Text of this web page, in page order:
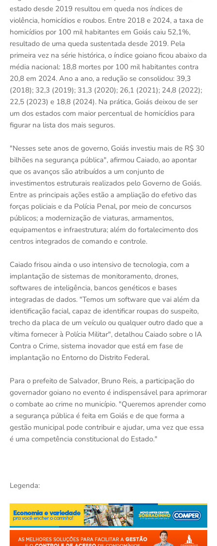
estado desde 2019 resultou em queda nos índices de
violência, homicídios e roubos. Entre 2018 e 2024, a taxa de
homicídios por 100 mil habitantes em Goiás caiu 52,1%,
resultado de uma queda sustentada desde 2019. Pela
primeira vez na série histórica, o índice goiano ficou abaixo da
média nacional: 18,8 mortes por 100 mil habitantes contra
20,8 em 2024. Ano a ano, a redução se consolidou: 39,3
(2018); 32,3 (2019); 31,3 (2020); 26,1 (2021); 24,8 (2022);
22,5 (2023) e 18,8 (2024). Na prática, Goiás deixou de ser
um dos estados com maior percentual de homicídios para
figurar na lista dos mais seguros.
"Nesses sete anos de governo, Goiás investiu mais de R$ 30
bilhões na segurança pública", afirmou Caiado, ao apontar
que os avanços são atribuídos a um conjunto de
investimentos estruturais realizados pelo Governo de Goiás.
Entre as principais ações estão a ampliação do efetivo das
forças policiais e da Polícia Penal, por meio de concursos
públicos; a modernização de viaturas, armamentos,
equipamentos e infraestrutura; além do fortalecimento dos
centros integrados de comando e controle.
Caiado frisou ainda o uso intensivo de tecnologia, com a
implantação de sistemas de monitoramento, drones,
softwares de inteligência, bancos genéticos e bases
integradas de dados. "Temos um software que vai além da
identificação facial, capaz de identificar roupas do suspeito,
trecho da placa de um veículo ou qualquer outro dado que a
vítima fornecer à Polícia Militar", detalhou Caiado sobre o IA
Contra o Crime, sistema inovador que está em fase de
implantação no Entorno do Distrito Federal.
Para o prefeito de Salvador, Bruno Reis, a participação do
governador goiano no evento é indispensável para aprimorar
o combate ao crime no município. "Queremos aprender como
a segurança pública é feita em Goiás e de que forma a
gestão municipal pode contribuir e ajudar, uma vez que essa
é uma competência constitucional do Estado."
Legenda: